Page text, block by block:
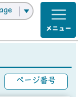
ページ番号